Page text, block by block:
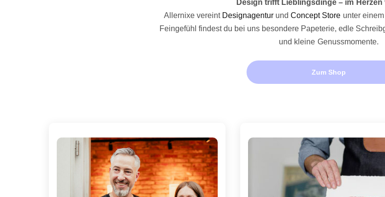
Design trifft Lieblingsdinge – im Herzen
Allernixe vereint Designagentur undConcept Store unter
Feingefühl findest du bei uns besondere Papeterie, edle
und kleine Genussmomente.
Zum Shop